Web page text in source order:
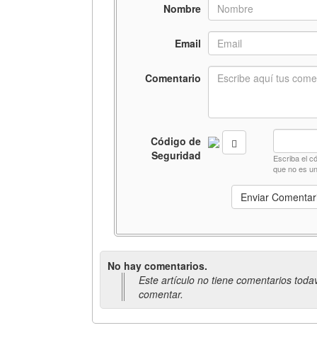
Nombre
Email
Comentario
Código de
Seguridad
Escriba el
que no es
No hay comentarios.
Este artículo no tiene comentarios
comentar.